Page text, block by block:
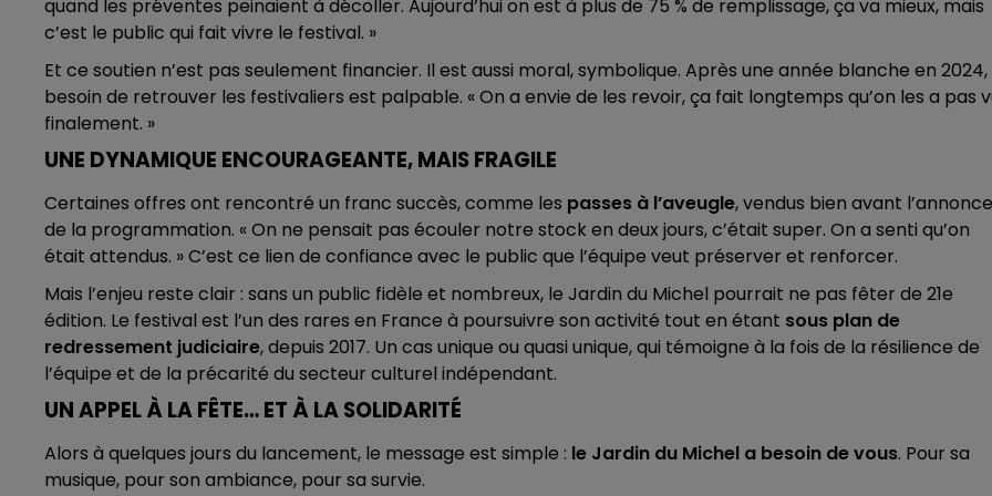
quand les préventes peinaient à décoller. Aujourd’hui on est à plus de 75 % de remplissage, ça va mieux, mais
c’est le public qui fait vivre le festival. »
Et ce soutien n’est pas seulement financier. Il est aussi moral, symbolique. Après une année blanche en 2024,
besoin de retrouver les festivaliers est palpable. « On a envie de les revoir, ça fait longtemps qu’on les a pas
finalement. »
UNE DYNAMIQUE ENCOURAGEANTE, MAIS FRAGILE
Certaines offres ont rencontré un franc succès, comme les passes à l’aveugle, vendus bien avant l’annonce
de la programmation. « On ne pensait pas écouler notre stock en deux jours, c’était super. On a senti qu’on
était attendus. » C’est ce lien de confiance avec le public que l’équipe veut préserver et renforcer.
Mais l’enjeu reste clair : sans un public fidèle et nombreux, le Jardin du Michel pourrait ne pas fêter de 21e
édition. Le festival est l’un des rares en France à poursuivre son activité tout en étant sous plan de
redressement judiciaire, depuis 2017. Un cas unique ou quasi unique, qui témoigne à la fois de la résilience de
l’équipe et de la précarité du secteur culturel indépendant.
UN APPEL À LA FÊTE… ET À LA SOLIDARITÉ
Alors à quelques jours du lancement, le message est simple : le Jardin du Michel a besoin de vous. Pour sa
musique, pour son ambiance, pour sa survie.